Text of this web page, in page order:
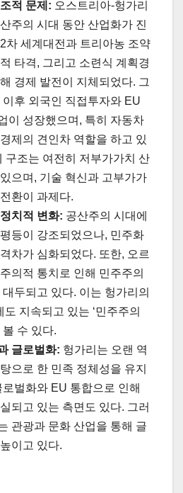
적 문제: 오스트리아-헝가리
주의 시대 동안 산업화가 진
차 세계대전과 트리아농 조약
타격, 그리고 소련식 계획경
경제 발전이 지체되었다. 그
후 외국인 직접투자와 EU
이 성장했으며, 특히 자동차
제의 견인차 역할을 하고 있
구조는 여전히 저부가가치 산
으며, 기술 혁신과 고부가가
환이 과제다.
치적 변화: 공산주의 시대에
등이 강조되었으나, 민주화
차가 심화되었다. 또한, 오르
의적 통치로 인해 민주주의
두되고 있다. 이는 헝가리의
지속되고 있는 ‘민주주의
볼 수 있다.
글로벌화: 헝가리는 오랜 역
으로 한 민족 정체성을 유지
벌화와 EU 통합으로 인해
되고 있는 측면도 있다. 그러
관광과 문화 산업을 통해 글
이고 있다.